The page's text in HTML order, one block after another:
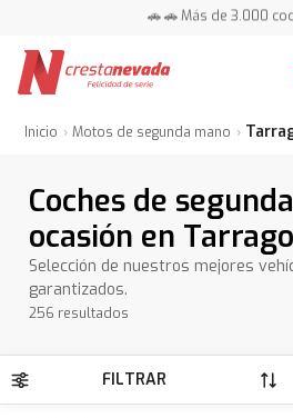
📍 Centros en toda
📍 Centros en toda
Inicio Motos de segunda mano
Coches de
ocasión en
Selección de nuestros mejores
garantizados.
256 resultados
FILTRAR